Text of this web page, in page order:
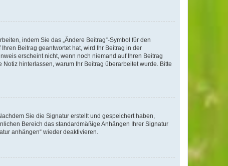
indem Sie das „Ändere Beitrag“-Symbol für den
Beitrag geantwortet hat, wird Ihr Beitrag in der
erscheint nicht, wenn noch niemand auf Ihren Beitrag
hinterlassen, warum Ihr Beitrag überarbeitet wurde. Bitte
Sie die Signatur erstellt und gespeichert haben,
Bereich das standardmäßige Anhängen Ihrer Signatur
anhängen“ wieder deaktivieren.